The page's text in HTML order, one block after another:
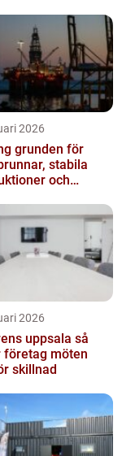
2026
för
stabila
och
2026
uppsala så
företag möten
skillnad